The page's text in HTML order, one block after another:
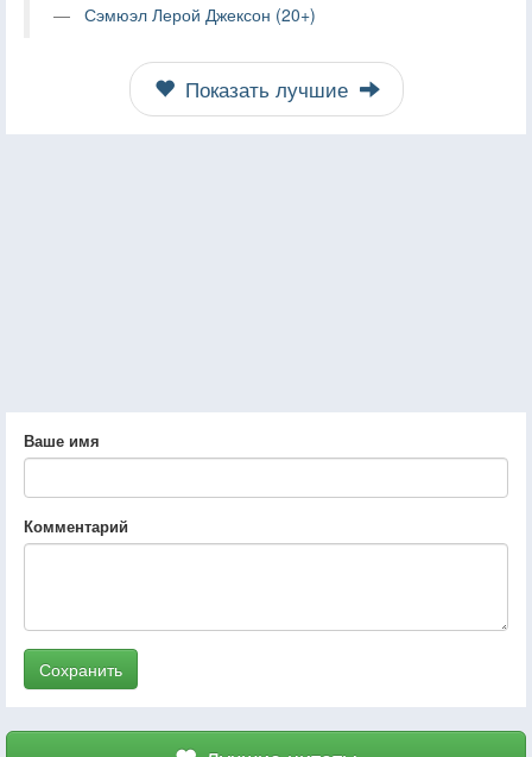
Сэмюэл Лерой Джексон (20+)
Показать лучшие
Ваше имя
Комментарий
Сохранить